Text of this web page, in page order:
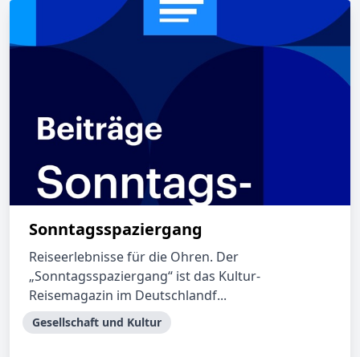
Sonntagsspaziergang
Reiseerlebnisse für die Ohren. Der
„Sonntagsspaziergang“ ist das Kultur-
Reisemagazin im Deutschlandf...
Gesellschaft und Kultur